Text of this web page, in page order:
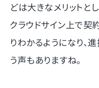
どは大きなメリットと
クラウドサイン上で契
りわかるようになり、
う声もありますね。